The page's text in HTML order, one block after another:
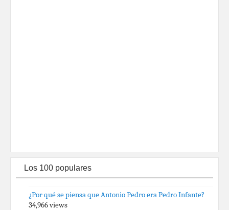
Los 100 populares
¿Por qué se piensa que Antonio Pedro era Pedro Infante?
34,966 views